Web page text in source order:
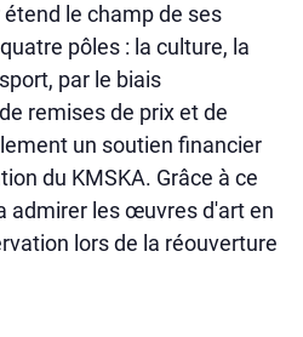
le champ de ses
pôles : la culture, la
par le biais
remises de prix et de
un soutien financier
du KMSKA. Grâce à ce
admirer les œuvres d'art en
lors de la réouverture